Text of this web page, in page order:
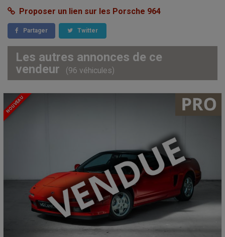
Proposer un lien sur les Porsche 964
Partager Twitter
Les autres annonces de ce
vendeur
(96 véhicules)
NOUVEAU